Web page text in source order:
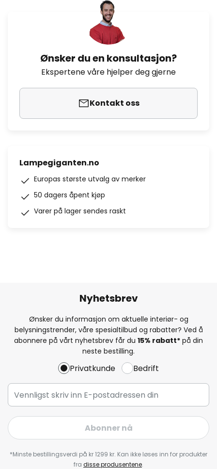
Ønsker du en konsultasjon?
Ekspertene våre hjelper deg gjerne
Kontakt oss
Lampegiganten.no
Europas største utvalg av merker
50 dagers åpent kjøp
Varer på lager sendes raskt
Nyhetsbrev
Ønsker du informasjon om aktuelle interiør- og
belysningstrender, våre spesialtilbud og rabatter? Ved å
abonnere på vårt nyhetsbrev får du 15% rabatt* på din
neste bestilling.
Privatkunde Bedrift
Abonner nå
*Minste bestillingsverdi på kr 1299 kr. Kan ikke løses inn for produkter
fra disse produsentene.